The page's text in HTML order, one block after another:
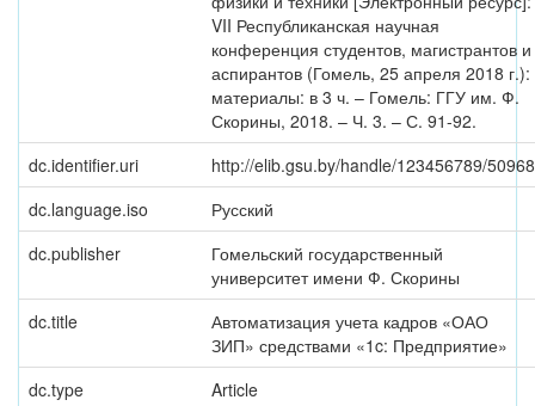
VII Республиканская научная
конференция студентов, магистрантов и
аспирантов (Гомель, 25 апреля 2018 г.):
материалы: в 3 ч. – Гомель: ГГУ им. Ф.
Скорины, 2018. – Ч. 3. – С. 91-92.
dc.identifier.uri
http://elib.gsu.by/handle/123456789/50968
dc.language.iso
Русский
dc.publisher
Гомельский государственный
университет имени Ф. Скорины
dc.title
Автоматизация учета кадров «ОАО
ЗИП» средствами «1c: Предприятие»
dc.type
Article